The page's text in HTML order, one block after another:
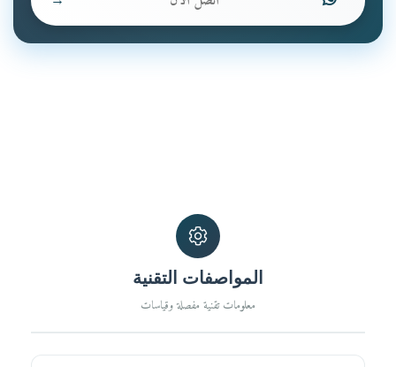
المواصفات التقنية
معلومات تقنية مفصلة وقياسات